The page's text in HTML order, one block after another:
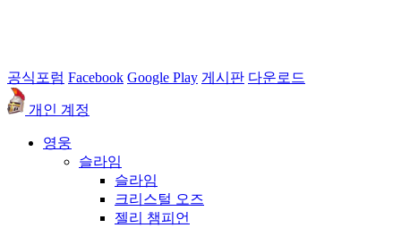
공식포럼 Facebook Google Play 게시판 다운로드
개인 계정
영웅
슬라임
슬라임
크리스털 오즈
젤리 챔피언